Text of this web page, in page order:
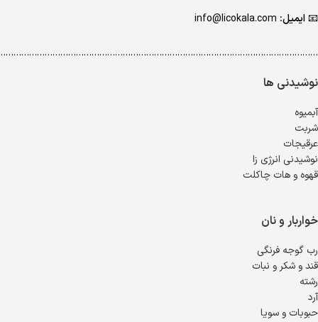
📧ایمیل:
نوشیدنی ها
آبمیوه
شربت
عرقیجات
نوشیدنی انرژی زا
قهوه و هات چاکلت
خواربار و نان
رب گوجه فرنگی
قند و شکر و نبات
رشته
آرد
حبوبات و سویا